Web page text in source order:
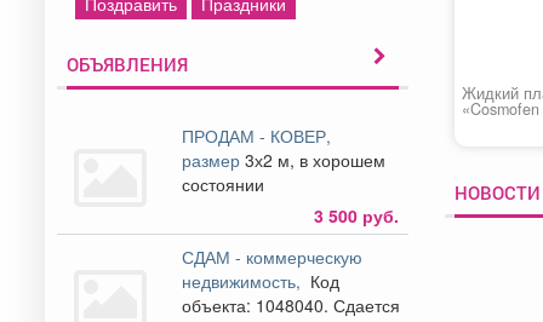
ОБЪЯВЛЕНИЯ
ПРОДАМ - КОВЕР,
размер3х2 м, в хорошем
состоянии
3 500 руб.
СДАМ - коммерческую
недвижимость, Код
объекта: 1048040. Сдается
Жидкий